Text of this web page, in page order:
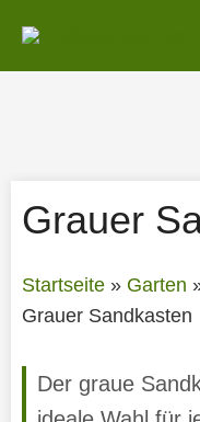
Inhalt
springen
Grauer
Startseite» Garten
Grauer Sandkasten
Der graue